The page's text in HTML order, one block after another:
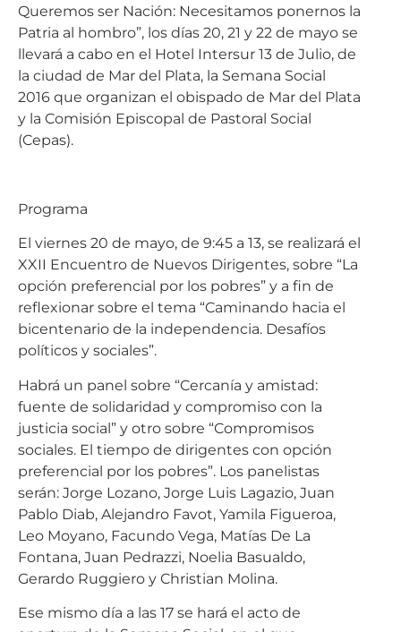
Queremos ser Nación: Necesitamos ponernos la
Patria al hombro”, los días 20, 21 y 22 de mayo se
llevará a cabo en el Hotel Intersur 13 de Julio, de
la ciudad de Mar del Plata, la Semana Social
2016 que organizan el obispado de Mar del Plata
y la Comisión Episcopal de Pastoral Social
(Cepas).
Programa
El viernes 20 de mayo, de 9:45 a 13, se realizará el
XXII Encuentro de Nuevos Dirigentes, sobre “La
opción preferencial por los pobres” y a fin de
reflexionar sobre el tema “Caminando hacia el
bicentenario de la independencia. Desafíos
políticos y sociales”.
Habrá un panel sobre “Cercanía y amistad:
fuente de solidaridad y compromiso con la
justicia social” y otro sobre “Compromisos
sociales. El tiempo de dirigentes con opción
preferencial por los pobres”. Los panelistas
serán: Jorge Lozano, Jorge Luis Lagazio, Juan
Pablo Diab, Alejandro Favot, Yamila Figueroa,
Leo Moyano, Facundo Vega, Matías De La
Fontana, Juan Pedrazzi, Noelia Basualdo,
Gerardo Ruggiero y Christian Molina.
Ese mismo día a las 17 se hará el acto de